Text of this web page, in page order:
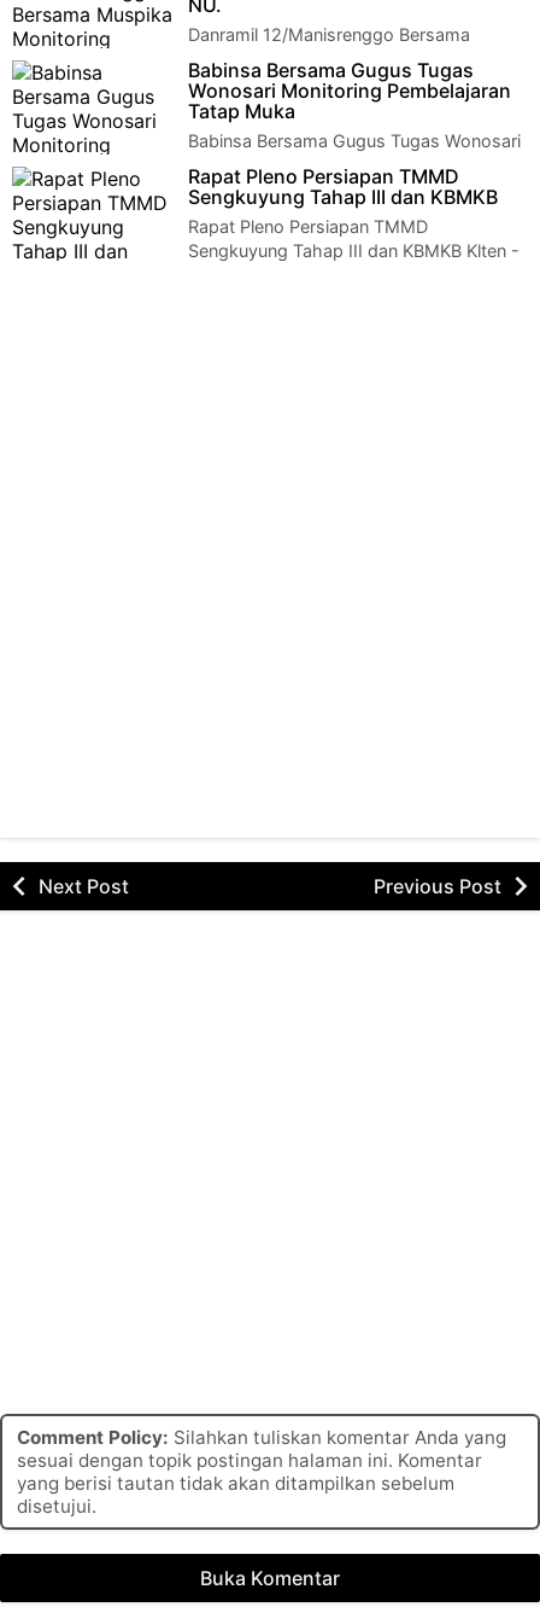
NU.
Danramil 12/Manisrenggo Bersama
Muspika Monitoring Vaksinasi MWC
NU. Klaten – Menekan penyebaran Covid -19 di wilayah ma…
Babinsa Bersama Gugus Tugas
Wonosari Monitoring Pembelajaran
Tatap Muka
Babinsa Bersama Gugus Tugas Wonosari
Monitoring Pembelajaran Tatap
Muka Klaten - Serda Mulyanto Babinsa Koramil 22 Wonos…
Rapat Pleno Persiapan TMMD
Sengkuyung Tahap III dan KBMKB
Rapat Pleno Persiapan TMMD
Sengkuyung Tahap III dan KBMKB Klten -
Next Post Previous Post
Comment Policy: Silahkan tuliskan komentar Anda yang
sesuai dengan topik postingan halaman ini. Komentar
yang berisi tautan tidak akan ditampilkan sebelum
disetujui.
Buka Komentar